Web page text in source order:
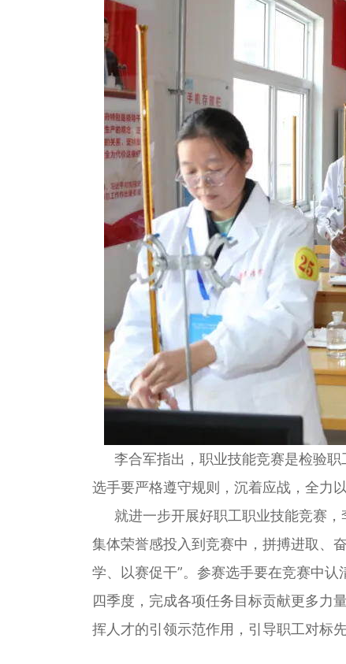
李合军指出，职业技能竞赛是检验
选手要严格遵守规则，沉着应战，全力
就进一步开展好职工职业技能竞赛
集体荣誉感投入到竞赛中，拼搏进取、
学、以赛促干”。参赛选手要在竞赛中
四季度，完成各项任务目标贡献更多力
挥人才的引领示范作用，引导职工对标